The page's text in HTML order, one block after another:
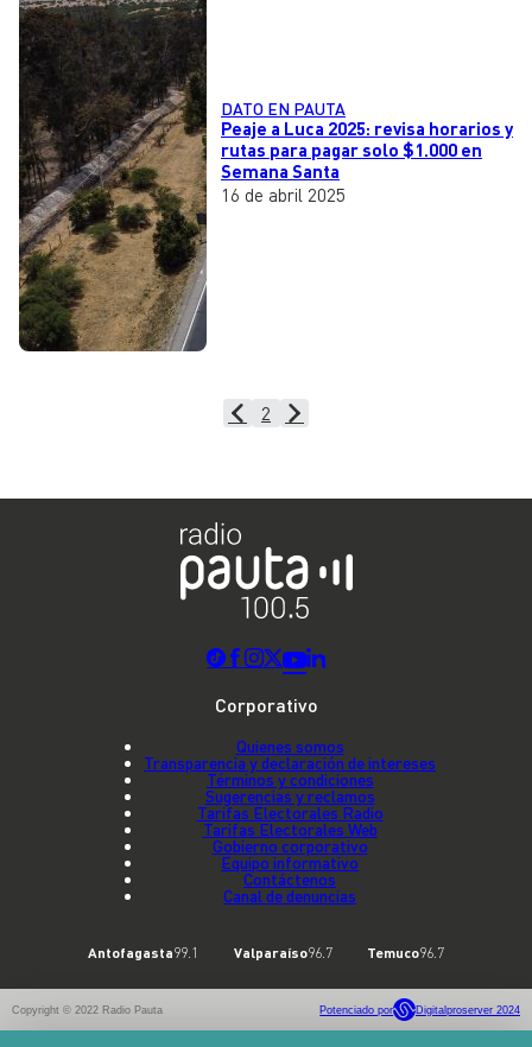
DATO EN PAUTA
Peaje a Luca 2025: revisa horarios y
rutas para pagar solo $1.000 en
Semana Santa
16 de abril 2025
2
Corporativo
Quienes somos
Transparencia y declaración de intereses
Términos y condiciones
Sugerencias y reclamos
Tarifas Electorales Radio
Tarifas Electorales Web
Gobierno corporativo
Equipo informativo
Contáctenos
Canal de denuncias
Antofagasta99.1 Valparaíso96.7 Temuco96.7
Copyright © 2022 Radio Pauta Potenciado por Digitalproserver 2024